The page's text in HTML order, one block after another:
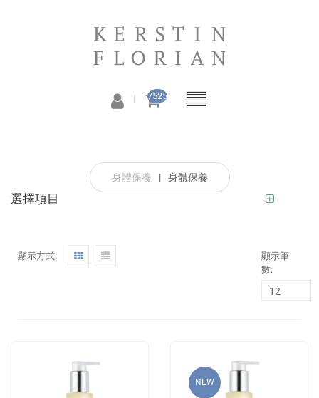
7525
身體保養 | 身體保養
選擇項目
顯示方式:
顯示筆
數:
NEW